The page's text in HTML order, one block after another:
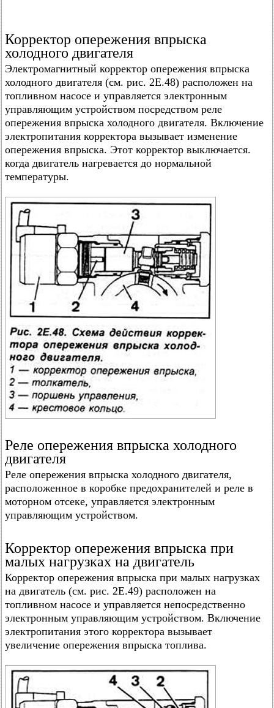
Корректор опережения впрыска
холодного двигателя
Электромагнитный корректор опережения впрыска
холодного двигателя (см. рис. 2Е.48) расположен на
топливном насосе и управляется электронным
управляющим устройством посредством реле
опережения впрыска холодного двигателя. Включение
электропитания корректора вызывает изменение
опережения впрыска. Этот корректор выключается.
когда двигатель нагревается до нормальной
температуры.
Реле опережения впрыска холодного
двигателя
Реле опережения впрыска холодного двигателя,
расположенное в коробке предохранителей и реле в
моторном отсеке, управляется электронным
управляющим устройством.
Корректор опережения впрыска при
малых нагрузках на двигатель
Корректор опережения впрыска при малых нагрузках
на двигатель (см. рис. 2Е.49) расположен на
топливном насосе и управляется непосредственно
электронным управляющим устройством. Включение
электропитания этого корректора вызывает
увеличение опережения впрыска топлива.